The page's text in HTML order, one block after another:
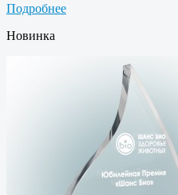
Подробнее
Новинка